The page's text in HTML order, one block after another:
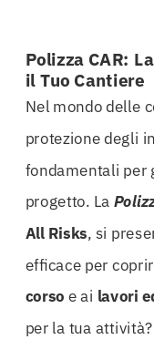
Polizza CAR:
il Tuo Cantiere
Nel mondo delle
protezione degli
fondamentali per
progetto. La
All Risks, si
efficace per
corso e ai lavori
per la tua attività?